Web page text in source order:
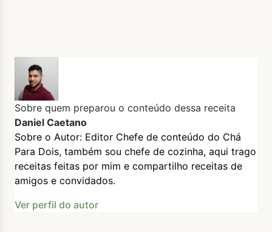
Sobre quem preparou o conteúdo dessa receita
Daniel Caetano
Sobre o Autor: Editor Chefe de conteúdo do Chá
Para Dois, também sou chefe de cozinha, aqui trago
receitas feitas por mim e compartilho receitas de
amigos e convidados.
Ver perfil do autor